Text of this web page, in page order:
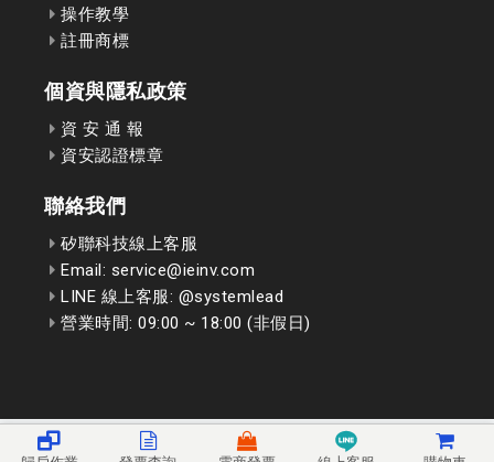
操作教學
註冊商標
個資與隱私政策
資 安 通 報
資安認證標章
聯絡我們
矽聯科技線上客服
Email: service@ieinv.com
LINE 線上客服: @systemlead
營業時間: 09:00 ~ 18:00 (非假日)